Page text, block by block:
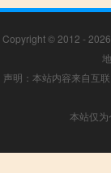
Copyright © 2012 - 2026
声明：本站内容来自互
本站仅